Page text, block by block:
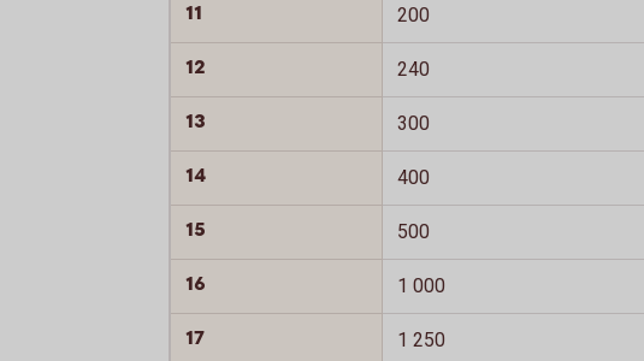
11 200
12 240
13 300
14 400
15 500
16 1 000
17 1 250